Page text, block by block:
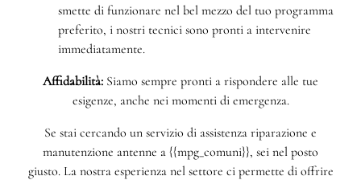
smette di funzionare nel bel mezzo del tuo programma
preferito, i nostri tecnici sono pronti a intervenire
immediatamente.
Affidabilità: Siamo sempre pronti a rispondere alle tue
esigenze, anche nei momenti di emergenza.
Se stai cercando un servizio di assistenza riparazione e
manutenzione antenne a {{mpg_comuni}}, sei nel posto
giusto. La nostra esperienza nel settore ci permette di offrire